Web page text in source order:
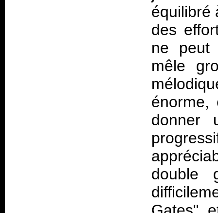
équilibré
des
ne peut
mêle
énorme,
donner
double